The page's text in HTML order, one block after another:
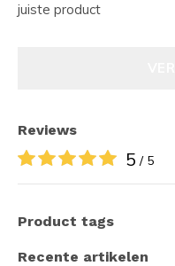
juiste product
Reviews
5 / 5
Product tags
Recente artikelen